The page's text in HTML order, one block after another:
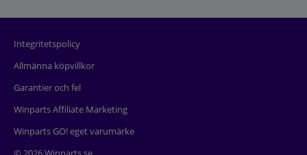
Integritetspolicy
Allmänna köpvillkor
Garantier och fel
Winparts Affiliate Marketing
Winparts GO! eget varumärke